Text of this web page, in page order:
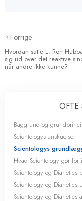
Forrige
Hvordan satte L. Ron
sig ud over det reaktive
når andre ikke kunne?
OFTE
Baggrund og
Scientologys anskuelser
Scientologys
Hvad Scientology gør for
Scientology og Dianetics
Scientology og Dianetics
Scientology og Dianetics